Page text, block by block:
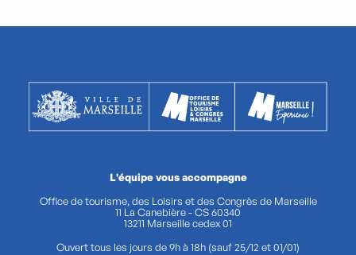
L'équipe vous accompagne
Office de tourisme, des Loisirs et des Congrès de Marseille
11 La Canebière - CS 60340
13211 Marseille cedex 01
Ouvert tous les jours de 9h à 18h (sauf 25/12 et 01/01)